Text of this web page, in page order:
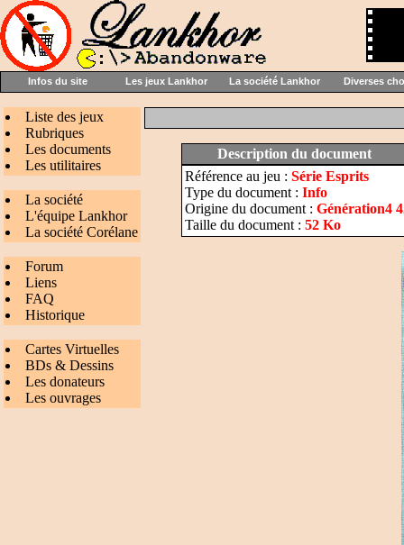
Infos du site Les jeux Lankhor La société Lankhor Diverses
Liste des jeux
Rubriques
Les documents
Les utilitaires
La société
L'équipe Lankhor
La société Corélane
Forum
Liens
FAQ
Historique
Cartes Virtuelles
BDs & Dessins
Les donateurs
Les ouvrages
Description du document
Référence au jeu : Série Esprits
Type du document : Info
Origine du document : Génération4
Taille du document : 52 Ko